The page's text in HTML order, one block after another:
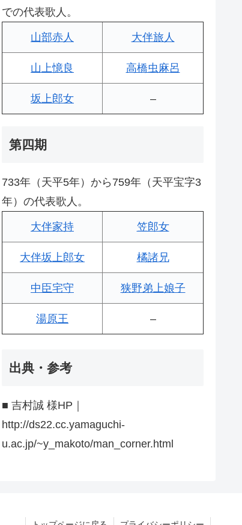
での代表歌人。
山部赤人 大伴旅人
山上憶良 高橋虫麻呂
坂上郎女 –
第四期
733年（天平5年）から759年（天平宝字3
年）の代表歌人。
大伴家持 笠郎女
大伴坂上郎女 橘諸兄
中臣宅守 狭野弟上娘子
湯原王 –
出典・参考
■ 吉村誠 様HP｜
http://ds22.cc.yamaguchi-
u.ac.jp/~y_makoto/man_corner.html